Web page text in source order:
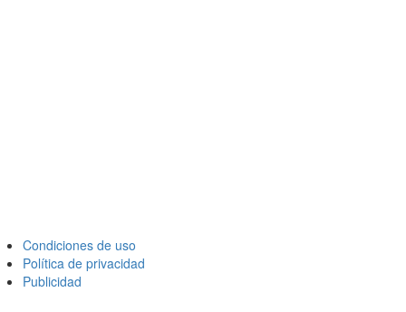
Condiciones de uso
Política de privacidad
Publicidad